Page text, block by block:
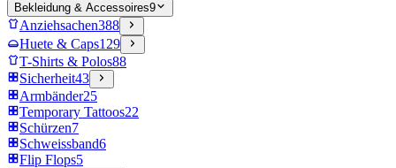
Bekleidung & Accessoires9
Anziehsachen388
Huete & Caps129
T-Shirts & Polos88
Sicherheit43
Armbänder25
Temporary Tattoos22
Schürzen7
Schweissband6
Flip Flops5